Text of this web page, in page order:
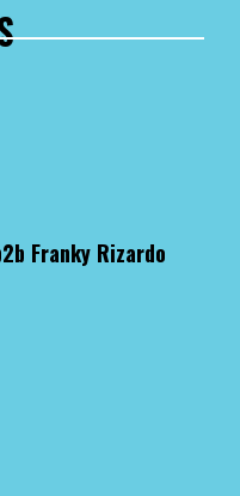
Franky Rizardo